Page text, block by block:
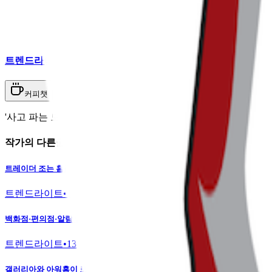
트렌드라이트
커피챗
'사고 파는 모든 것'에 대한 이야기를 다루는 커머스 버티컬 뉴
작가의 다른글
트레이더 조는 홈플러스와 차원이 달라
트렌드라이트•
백화점·편의점·알람 앱까지 아이돌을 찾는 이유
트렌드라이트•13
갤러리아와 아워홈이 로봇 회사와 묶인 이유